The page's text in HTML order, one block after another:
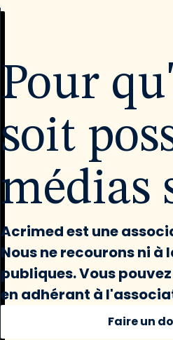
Pour
soit
médias
Acrimed est une
Nous ne recourons ni
publiques. Vous
en adhérant à
Faire un